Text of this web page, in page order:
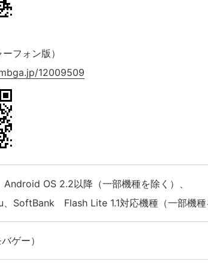
フォン版）
12009509
Android OS 2.2以降（一部機種を除く）、
SoftBank Flash Lite 1.1対応機種（一部機種
ゲー）